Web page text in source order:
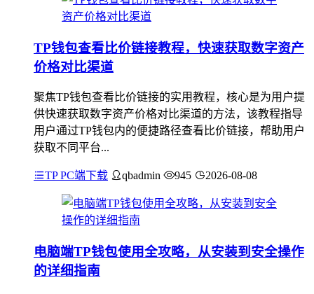
TP钱包查看比价链接教程，快速获取数字资产
价格对比渠道
聚焦TP钱包查看比价链接的实用教程，核心是为用户提
供快速获取数字资产价格对比渠道的方法，该教程指导
用户通过TP钱包内的便捷路径查看比价链接，帮助用户
获取不同平台...
TP PC端下载 qbadmin 945 2026-08-08
电脑端TP钱包使用全攻略，从安装到安全操作
的详细指南